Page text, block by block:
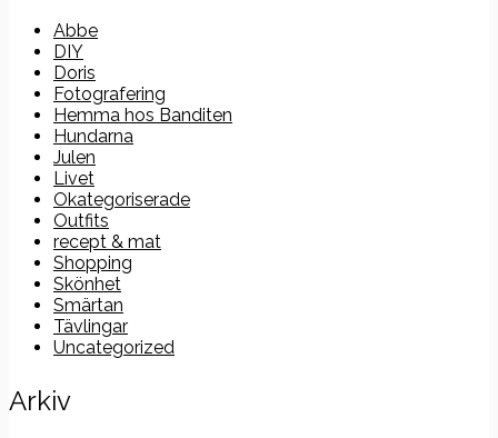
Abbe
DIY
Doris
Fotografering
Hemma hos Banditen
Hundarna
Julen
Livet
Okategoriserade
Outfits
recept & mat
Shopping
Skönhet
Smärtan
Tävlingar
Uncategorized
Arkiv